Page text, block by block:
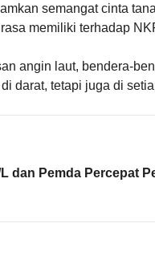
semangat cinta
memiliki terhadap
angin laut, bendera-
darat, tetapi juga di
dan Pemda Percepat